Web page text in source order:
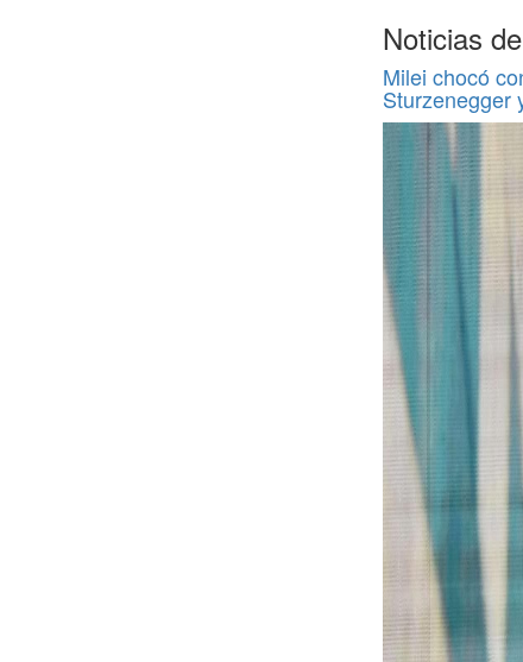
Noticias
Milei chocó
Sturzenegger